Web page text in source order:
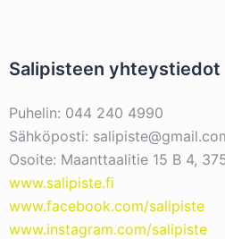
Salipisteen yhteystiedot
Puhelin: 044 240 4990
Sähköposti:
Osoite: Maanttaalitie 15 B 4,
www.salipiste.fi
www.facebook.com/salipiste
www.instagram.com/salipiste